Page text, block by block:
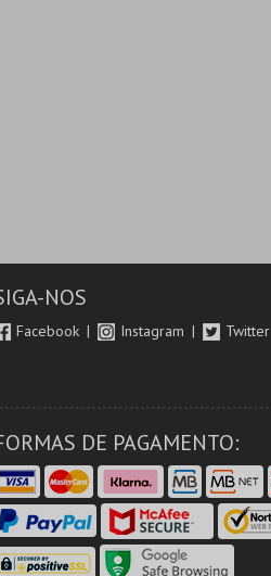
NOS
Facebook Instagram Twitter
DE PAGAMENTO: